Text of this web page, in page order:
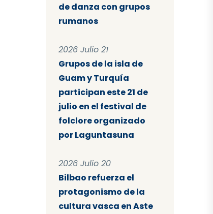
de danza con grupos
rumanos
2026 Julio 21
Grupos de la isla de
Guam y Turquía
participan este 21 de
julio en el festival de
folclore organizado
por Laguntasuna
2026 Julio 20
Bilbao refuerza el
protagonismo de la
cultura vasca en Aste